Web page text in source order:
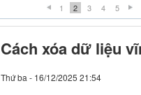
1 2 3 4 5
Cách xóa dữ liệu
Thứ ba - 16/12/2025 21:54